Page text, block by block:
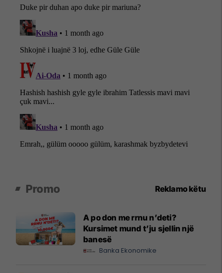
Promo Reklamo këtu
A po don me rrnu n’deti?
Kursimet mund t’ju sjellin një
banesë
Banka Ekonomike